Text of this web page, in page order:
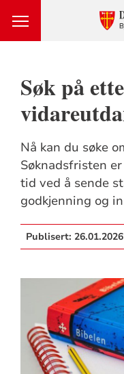
Søk på
Nå kan du søke
Søknadsfristen
tid ved å sende
godkjenning og
Publisert: 26.01.2026